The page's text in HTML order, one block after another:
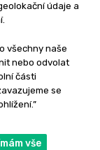
údaje a
všechny naše
nebo odvolat
části
se
vše